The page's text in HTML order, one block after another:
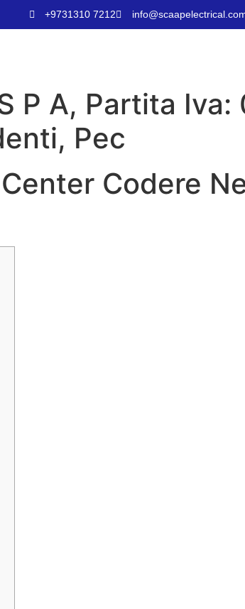
+9731310 7212
P A, Partita Iva:
Pec
Codere